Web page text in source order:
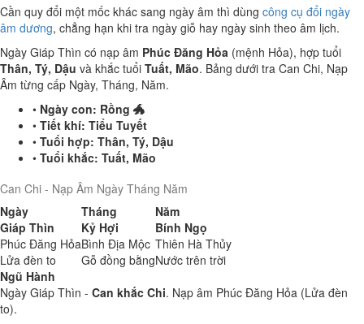
Cần quy đổi một mốc khác sang ngày âm thì dùng công cụ đổi ngày
âm dương, chẳng hạn khi tra ngày giỗ hay ngày sinh theo âm lịch.
Ngày Giáp Thìn có nạp âm Phúc Đăng Hỏa (mệnh Hỏa), hợp tuổi
Thân, Tý, Dậu và khắc tuổi Tuất, Mão. Bảng dưới tra Can Chi, Nạp
Âm từng cấp Ngày, Tháng, Năm.
• Ngày con: Rồng 🐲
• Tiết khí: Tiểu Tuyết
• Tuổi hợp: Thân, Tý, Dậu
• Tuổi khắc: Tuất, Mão
Can Chi - Nạp Âm Ngày Tháng Năm
Ngày
Tháng
Năm
Giáp Thìn
Kỷ Hợi
Bính Ngọ
Phúc Đăng HỏaBình Địa Mộc Thiên Hà Thủy
Lửa đèn to
Gỗ đồng bằngNước trên trời
Ngũ Hành
Ngày Giáp Thìn - Can khắc Chi. Nạp âm Phúc Đăng Hỏa (Lửa đèn
to).